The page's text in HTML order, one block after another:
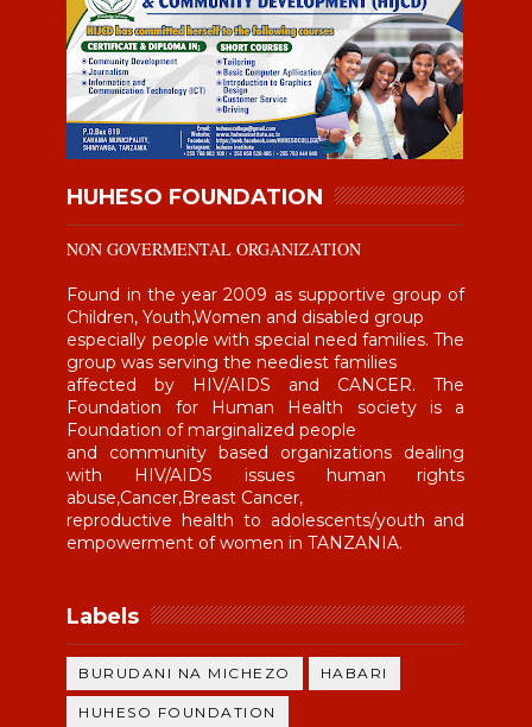
HUHESO FOUNDATION
NON GOVERMENTAL ORGANIZATION
Found in the year 2009 as supportive group of
Children, Youth,Women and disabled group
especially people with special need families. The
group was serving the neediest families
affected by HIV/AIDS and CANCER. The
Foundation for Human Health society is a
Foundation of marginalized people
and community based organizations dealing
with HIV/AIDS issues human rights
abuse,Cancer,Breast Cancer,
reproductive health to adolescents/youth and
empowerment of women in TANZANIA.
Labels
BURUDANI NA MICHEZO HABARI
HUHESO FOUNDATION